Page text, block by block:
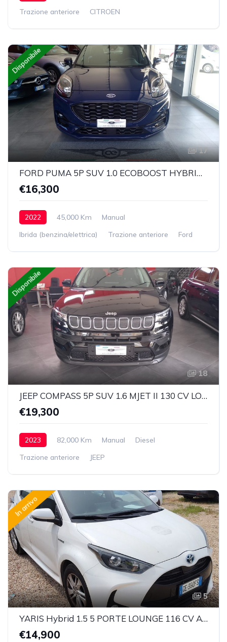
Trazione anteriore
CITROEN
Disponibile
17
FORD PUMA 5P SUV 1.0 ECOBOOST HYBRID 125CV ST-LINE
€16,300
2022 45,000 Km
Manual
Ibrida (benzina/elettrica)
Trazione anteriore Ford
Disponibile
18
JEEP COMPASS 5P SUV 1.6 MJET II 130 CV LONGITUDE EURO 6 D
€19,300
2023 82,000 Km Manual
Diesel
Trazione anteriore
JEEP
In arrivo
5
YARIS Hybrid 1.5 5 PORTE LOUNGE 116 CV Automatica
€14,900